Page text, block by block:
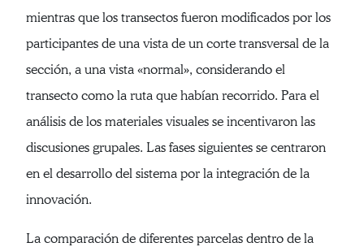
mientras que los transectos fueron modificados por los
participantes de una vista de un corte transversal de la
sección, a una vista «normal», considerando el
transecto como la ruta que habían recorrido. Para el
análisis de los materiales visuales se incentivaron las
discusiones grupales. Las fases siguientes se centraron
en el desarrollo del sistema por la integración de la
innovación.
La comparación de diferentes parcelas dentro de la